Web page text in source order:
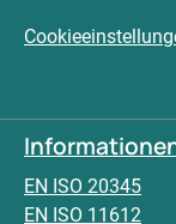
EN ISO 20345
EN ISO 11612